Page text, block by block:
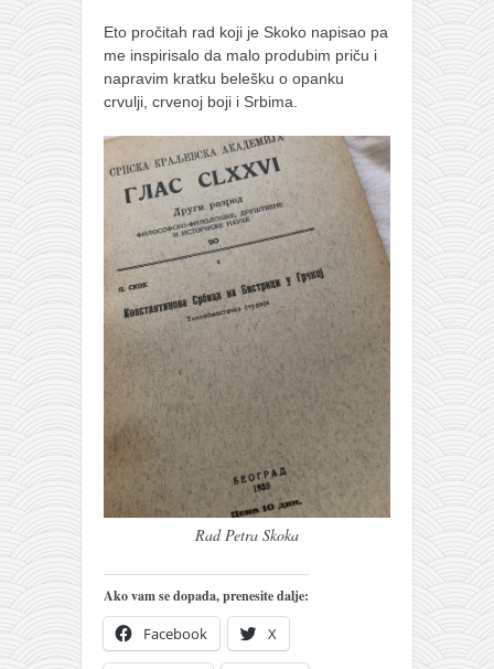
Eto pročitah rad koji je Skoko napisao pa
me inspirisalo da malo produbim priču i
napravim kratku belešku o opanku
crvulji, crvenoj boji i Srbima.
Rad Petra Skoka
Ako vam se dopada, prenesite dalje:
Facebook X